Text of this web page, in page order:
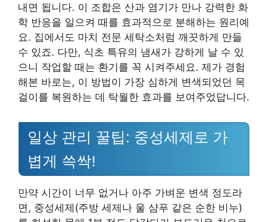
내면 됩니다. 이 조합은 산과 염기가 만나 강력한 화
학 반응을 일으켜 때를 효과적으로 분해하는 원리예
요. 집에서도 마치 전문 세탁소처럼 깨끗하게 만들
수 있죠. 다만, 식초 특유의 냄새가 강하게 날 수 있
으니 작업할 때는 환기를 꼭 시켜주세요. 제가 경험
해본 바로는, 이 방법이 가장 심하게 변색되었던 목
걸이를 복원하는 데 탁월한 효과를 보여주었답니다.
일상 관리 꿀팁: 중성세제로 가
볍게 쓱싹!
만약 시간이 너무 없거나 아주 가벼운 변색 정도라
면, 중성세제(주방 세제나 울 샴푸 같은 순한 비누)